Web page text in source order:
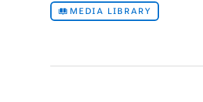
MEDIA LIBRARY